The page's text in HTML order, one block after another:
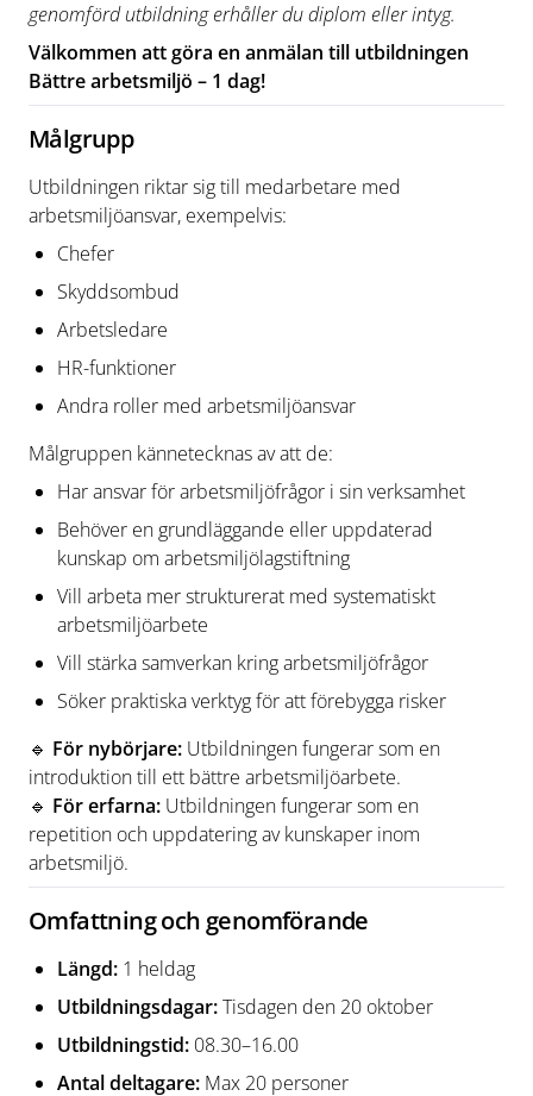
genomförd utbildning erhåller du diplom eller intyg.
Välkommen att göra en anmälan till utbildningen
Bättre arbetsmiljö – 1 dag!
Målgrupp
Utbildningen riktar sig till medarbetare med
arbetsmiljöansvar, exempelvis:
Chefer
Skyddsombud
Arbetsledare
HR-funktioner
Andra roller med arbetsmiljöansvar
Målgruppen kännetecknas av att de:
Har ansvar för arbetsmiljöfrågor i sin verksamhet
Behöver en grundläggande eller uppdaterad
kunskap om arbetsmiljölagstiftning
Vill arbeta mer strukturerat med systematiskt
arbetsmiljöarbete
Vill stärka samverkan kring arbetsmiljöfrågor
Söker praktiska verktyg för att förebygga risker
🔹 För nybörjare: Utbildningen fungerar som en
introduktion till ett bättre arbetsmiljöarbete.
🔹 För erfarna: Utbildningen fungerar som en
repetition och uppdatering av kunskaper inom
arbetsmiljö.
Omfattning och genomförande
Längd: 1 heldag
Utbildningsdagar:Tisdagen den 20 oktober
Utbildningstid: 08.30–16.00
Antal deltagare: Max 20 personer